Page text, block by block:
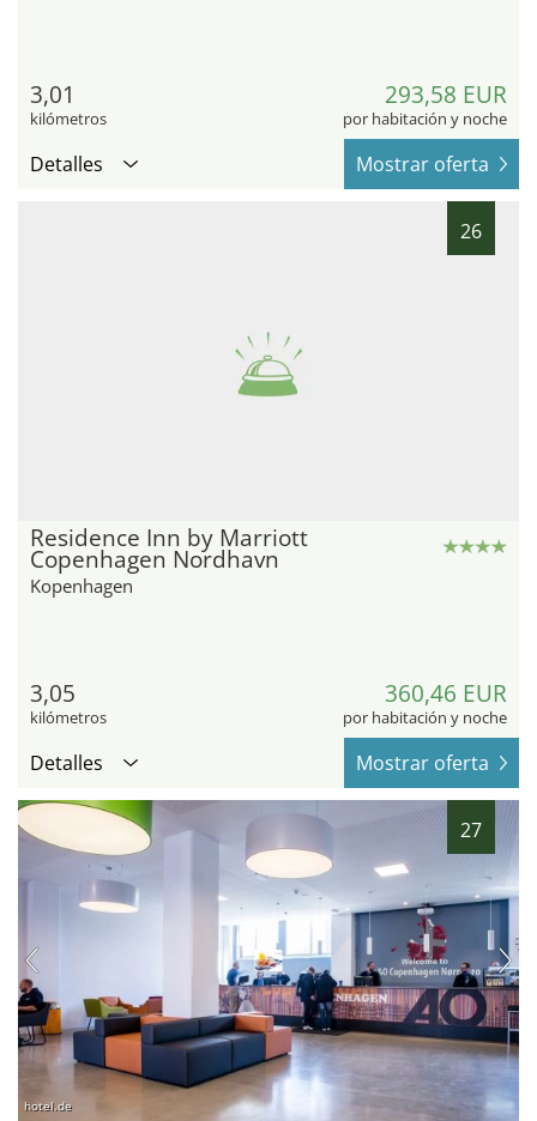
3,01
kilómetros
293,58 EUR
por habitación y noche
Detalles Mostrar oferta
26
Residence Inn by Marriott
Copenhagen Nordhavn
Kopenhagen
3,05
kilómetros
360,46 EUR
por habitación y noche
Detalles Mostrar oferta
27
hotel.de